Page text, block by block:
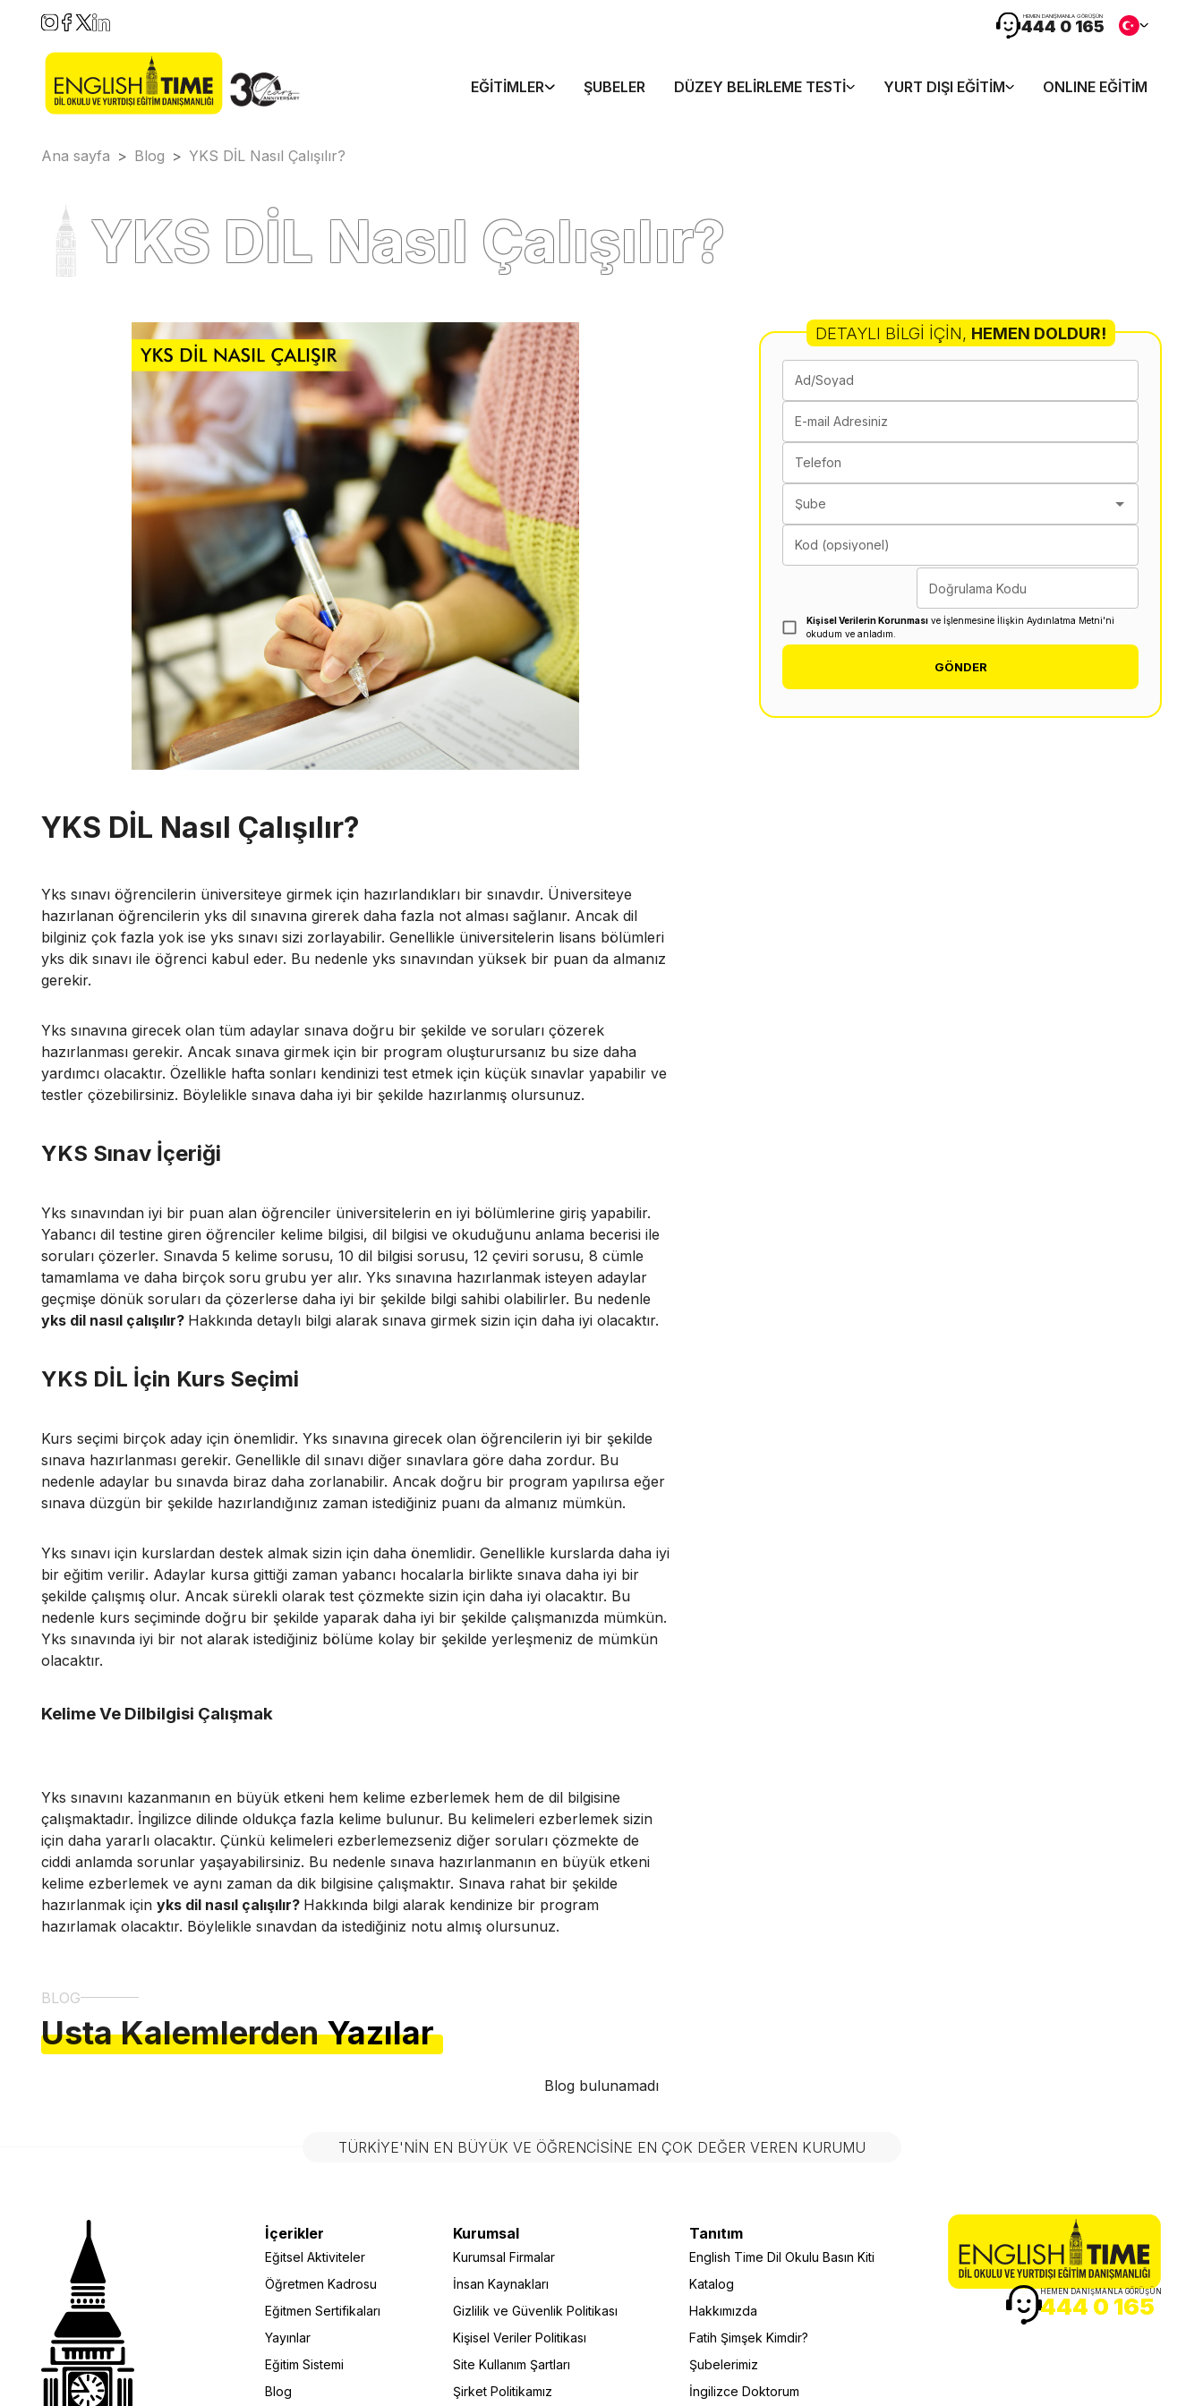
HEMEN DANIŞMANLA GÖRÜŞÜN
444 0 165
EĞITIMLER ŞUBELER DÜZEY BELIRLEME TESTI YURT DIŞI EĞITIM ONLINE EĞITIM
Ana sayfa > Blog > YKS DİL Nasıl Çalışılır?
YKS DİL Nasıl Çalışılır?
YKS DİL Nasıl Çalışılır?
Yks sınavı öğrencilerin üniversiteye girmek için hazırlandıkları bir sınavdır. Üniversiteye
hazırlanan öğrencilerin yks dil sınavına girerek daha fazla not alması sağlanır. Ancak dil
bilginiz çok fazla yok ise yks sınavı sizi zorlayabilir. Genellikle üniversitelerin lisans bölümleri
yks dik sınavı ile öğrenci kabul eder. Bu nedenle yks sınavından yüksek bir puan da almanız
gerekir.
Yks sınavına girecek olan tüm adaylar sınava doğru bir şekilde ve soruları çözerek
hazırlanması gerekir. Ancak sınava girmek için bir program oluşturursanız bu size daha
yardımcı olacaktır. Özellikle hafta sonları kendinizi test etmek için küçük sınavlar yapabilir ve
testler çözebilirsiniz. Böylelikle sınava daha iyi bir şekilde hazırlanmış olursunuz.
YKS Sınav İçeriği
Yks sınavından iyi bir puan alan öğrenciler üniversitelerin en iyi bölümlerine giriş yapabilir.
Yabancı dil testine giren öğrenciler kelime bilgisi, dil bilgisi ve okuduğunu anlama becerisi ile
soruları çözerler. Sınavda 5 kelime sorusu, 10 dil bilgisi sorusu, 12 çeviri sorusu, 8 cümle
tamamlama ve daha birçok soru grubu yer alır. Yks sınavına hazırlanmak isteyen adaylar
geçmişe dönük soruları da çözerlerse daha iyi bir şekilde bilgi sahibi olabilirler. Bu nedenle
yks dil nasıl çalışılır? Hakkında detaylı bilgi alarak sınava girmek sizin için daha iyi olacaktır.
YKS DİL İçin Kurs Seçimi
Kurs seçimi birçok aday için önemlidir. Yks sınavına girecek olan öğrencilerin iyi bir şekilde
sınava hazırlanması gerekir. Genellikle dil sınavı diğer sınavlara göre daha zordur. Bu
nedenle adaylar bu sınavda biraz daha zorlanabilir. Ancak doğru bir program yapılırsa eğer
sınava düzgün bir şekilde hazırlandığınız zaman istediğiniz puanı da almanız mümkün.
Yks sınavı için kurslardan destek almak sizin için daha önemlidir. Genellikle kurslarda daha iyi
bir eğitim verilir. Adaylar kursa gittiği zaman yabancı hocalarla birlikte sınava daha iyi bir
şekilde çalışmış olur. Ancak sürekli olarak test çözmekte sizin için daha iyi olacaktır. Bu
nedenle kurs seçiminde doğru bir şekilde yaparak daha iyi bir şekilde çalışmanızda mümkün.
Yks sınavında iyi bir not alarak istediğiniz bölüme kolay bir şekilde yerleşmeniz de mümkün
olacaktır.
Kelime Ve Dilbilgisi Çalışmak
Yks sınavını kazanmanın en büyük etkeni hem kelime ezberlemek hem de dil bilgisine
çalışmaktadır. İngilizce dilinde oldukça fazla kelime bulunur. Bu kelimeleri ezberlemek sizin
için daha yararlı olacaktır. Çünkü kelimeleri ezberlemezseniz diğer soruları çözmekte de
ciddi anlamda sorunlar yaşayabilirsiniz. Bu nedenle sınava hazırlanmanın en büyük etkeni
kelime ezberlemek ve aynı zaman da dik bilgisine çalışmaktır. Sınava rahat bir şekilde
hazırlanmak için yks dil nasıl çalışılır? Hakkında bilgi alarak kendinize bir program
hazırlamak olacaktır. Böylelikle sınavdan da istediğiniz notu almış olursunuz.
DETAYLI BILGI İÇIN, HEMEN DOLDUR!
Ad/Soyad
E-mail Adresiniz
Telefon
Şube
Kod (opsiyonel)
Doğrulama Kodu
Kişisel Verilerin Korunması ve İşlenmesine İlişkin Aydınlatma Metni'ni
okudum ve anladım.
GÖNDER
BLOG
Usta Kalemlerden Yazılar
Blog bulunamadı
TÜRKIYE'NIN EN BÜYÜK VE ÖĞRENCISINE EN ÇOK DEĞER VEREN KURUMU
İçerikler
Eğitsel Aktiviteler
Öğretmen Kadrosu
Eğitmen Sertifikaları
Yayınlar
Eğitim Sistemi
Blog
Kurumsal
Kurumsal Firmalar
İnsan Kaynakları
Gizlilik ve Güvenlik Politikası
Kişisel Veriler Politikası
Site Kullanım Şartları
Şirket Politikamız
Tanıtım
English Time Dil Okulu Basın Kiti
Katalog
Hakkımızda
Fatih Şimşek Kimdir?
Şubelerimiz
İngilizce Doktorum
HEMEN DANIŞMANLA GÖRÜŞÜN
444 0 165